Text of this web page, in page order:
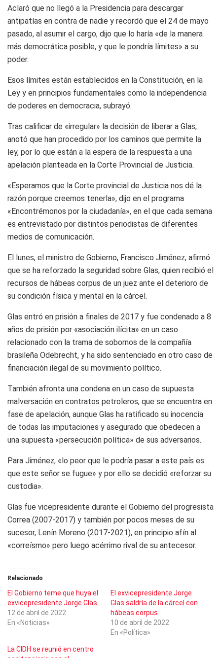
Aclaró que no llegó a la Presidencia para descargar
antipatías en contra de nadie y recordó que el 24 de mayo
pasado, al asumir el cargo, dijo que lo haría «de la manera
más democrática posible, y que le pondría límites» a su
poder.
Esos límites están establecidos en la Constitución, en la
Ley y en principios fundamentales como la independencia
de poderes en democracia, subrayó.
Tras calificar de «irregular» la decisión de liberar a Glas,
anotó que han procedido por los caminos que permite la
ley, por lo que están a la espera de la respuesta a una
apelación planteada en la Corte Provincial de Justicia.
«Esperamos que la Corte provincial de Justicia nos dé la
razón porque creemos tenerla», dijo en el programa
«Encontrémonos por la ciudadanía», en el que cada semana
es entrevistado por distintos periodistas de diferentes
medios de comunicación.
El lunes, el ministro de Gobierno, Francisco Jiménez, afirmó
que se ha reforzado la seguridad sobre Glas, quien recibió el
recursos de hábeas corpus de un juez ante el deterioro de
su condición física y mental en la cárcel.
Glas entró en prisión a finales de 2017 y fue condenado a 8
años de prisión por «asociación ilícita» en un caso
relacionado con la trama de sobornos de la compañía
brasileña Odebrecht, y ha sido sentenciado en otro caso de
financiación ilegal de su movimiento político.
También afronta una condena en un caso de supuesta
malversación en contratos petroleros, que se encuentra en
fase de apelación, aunque Glas ha ratificado su inocencia
de todas las imputaciones y asegurado que obedecen a
una supuesta «persecución política» de sus adversarios.
Para Jiménez, «lo peor que le podría pasar a este país es
que este señor se fugue» y por ello se decidió «reforzar su
custodia».
Glas fue vicepresidente durante el Gobierno del progresista
Correa (2007-2017) y también por pocos meses de su
sucesor, Lenín Moreno (2017-2021), en principio afín al
«correísmo» pero luego acérrimo rival de su antecesor.
Relacionado
El Gobierno teme que huya el
exvicepresidente Jorge Glas
12 de abril de 2022
En «Noticias»
El exvicepresidente Jorge
Glas saldría de la cárcel con
hábeas corpus
10 de abril de 2022
En «Política»
La CIDH se reunió en centro